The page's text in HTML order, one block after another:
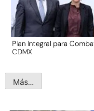
Plan Integral para
CDMX
Más...